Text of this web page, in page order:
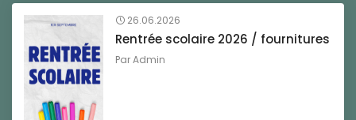
26.06.2026
Rentrée scolaire 2026 / fournitures
ParAdmin